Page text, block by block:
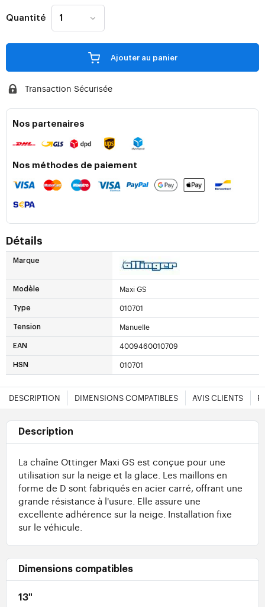
Quantité
Ajouter au panier
Transaction Sécurisée
Nos partenaires
Nos méthodes de paiement
Détails
Marque
Modèle Maxi GS
Type 010701
Tension Manuelle
EAN 4009460010709
HSN 010701
DESCRIPTION DIMENSIONS COMPATIBLES AVIS CLIENTS
Description
La chaîne Ottinger Maxi GS est conçue pour une
utilisation sur la neige et la glace. Les maillons en
forme de D sont fabriqués en acier carré, offrant une
grande résistance à l'usure. Elle assure une
excellente adhérence sur la neige. Installation fixe
sur le véhicule.
Dimensions compatibles
13"